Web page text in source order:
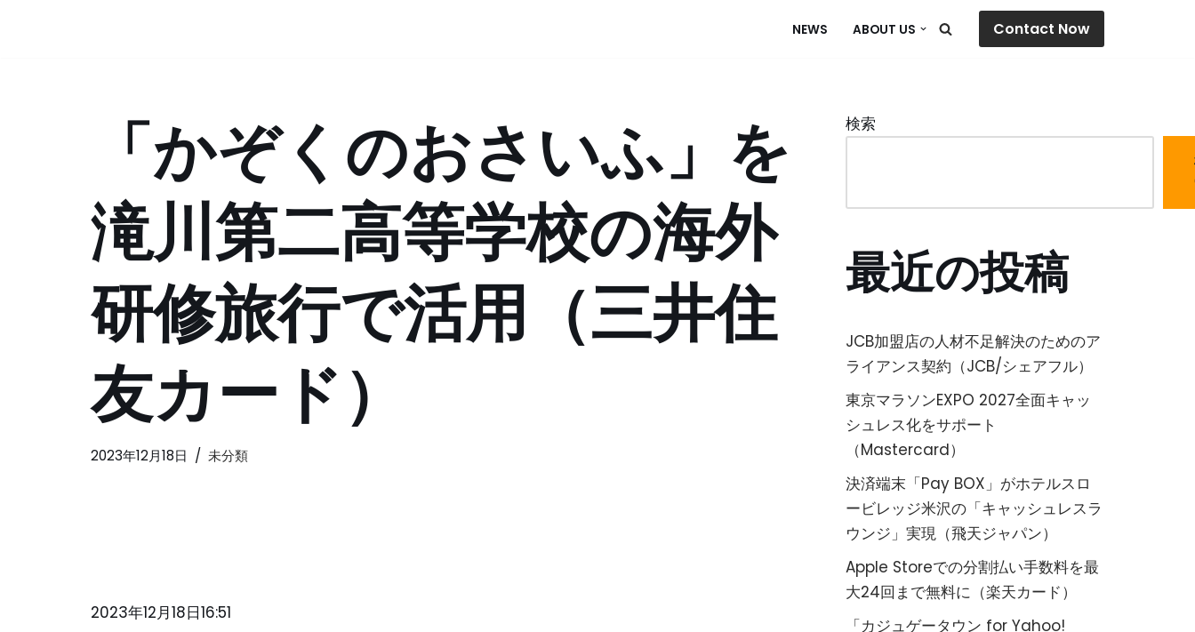
NEWS ABOUT US Contact Now
「かぞくのおさいふ」を
滝川第二高等学校の海外
研修旅行で活用（三井住
友カード）
2023年12月18日 未分類
2023年12月18日16:51
検索
最近の投稿
JCB加盟店の人材不足解決のためのア
ライアンス契約（JCB/シェアフル）
東京マラソンEXPO 2027全面キャッ
シュレス化をサポート
（Mastercard）
決済端末「Pay BOX」がホテルスロ
ービレッジ米沢の「キャッシュレスラ
ウンジ」実現（飛天ジャパン）
Apple Storeでの分割払い手数料を最
大24回まで無料に（楽天カード）
「カジュゲータウン for Yahoo!